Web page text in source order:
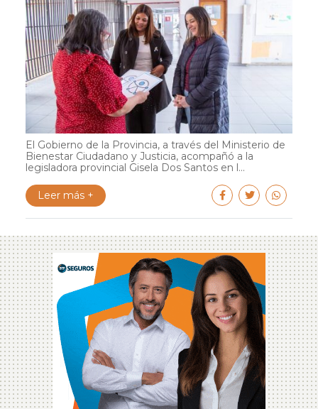
El Gobierno de la Provincia, a través del Ministerio de
Bienestar Ciudadano y Justicia, acompañó a la
legisladora provincial Gisela Dos Santos en l...
Leer más +